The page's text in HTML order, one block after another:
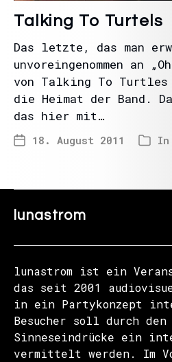
Talking To Turtels
Das letzte, das man
unvoreingenommen an
von Talking To
die Heimat der Band.
das hier mit…
18. August 2011 In
lunastrom
lunastrom ist ein
das seit 2001
in ein Partykonzept
Besucher soll durch
Sinneseindrücke ein
vermittelt werden. Im